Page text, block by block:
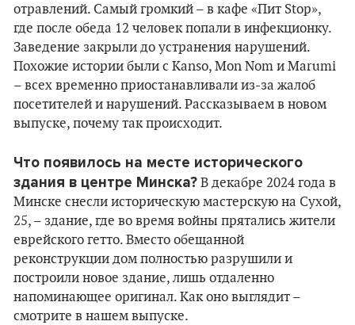
отравлений. Самый громкий – в кафе «Пит Stop»,
где после обеда 12 человек попали в инфекционку.
Заведение закрыли до устранения нарушений.
Похожие истории были с Kanso, Mon Nom и Marumi
– всех временно приостанавливали из-за жалоб
посетителей и нарушений. Рассказываем в новом
выпуске, почему так происходит.
Что появилось на месте исторического
здания в центре Минска? В декабре 2024 года в
Минске снесли историческую мастерскую на Сухой,
25, – здание, где во время войны прятались жители
еврейского гетто. Вместо обещанной
реконструкции дом полностью разрушили и
построили новое здание, лишь отдаленно
напоминающее оригинал. Как оно выглядит –
смотрите в нашем выпуске.